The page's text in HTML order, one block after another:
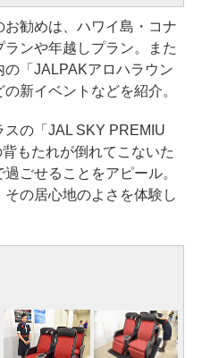
勧めは、ハワイ島・コナ
ンや年越しプラン。また
の「JALPAKアロハラウン
新イベントなどを紹介。
の「JAL SKY PREMIU
もたれが倒れてこないた
ごせることをアピール。
の居心地のよさを体験し